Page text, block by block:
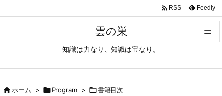
雲の巣
知識は力なり、知識は宝なり。

 RSS Feedly
ホーム > Program > 書籍目次